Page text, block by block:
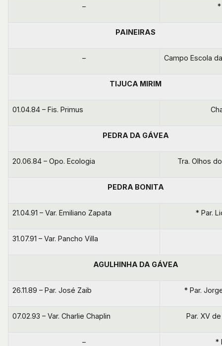
– *
PAINEIRAS
– Campo Escola
TIJUCA MIRIM
01.04.84 – Fis. Primus
PEDRA DA GÁVEA
20.06.84 – Opo. Ecologia Tra. Olhos
PEDRA BONITA
21.04.91 – Var. Emiliano Zapata * Par.
31.07.91 – Var. Pancho Villa
AGULHINHA DA GÁVEA
26.11.89 – Par. José Zaib * Par.
07.02.93 – Var. Charlie Chaplin Par. XV
– *